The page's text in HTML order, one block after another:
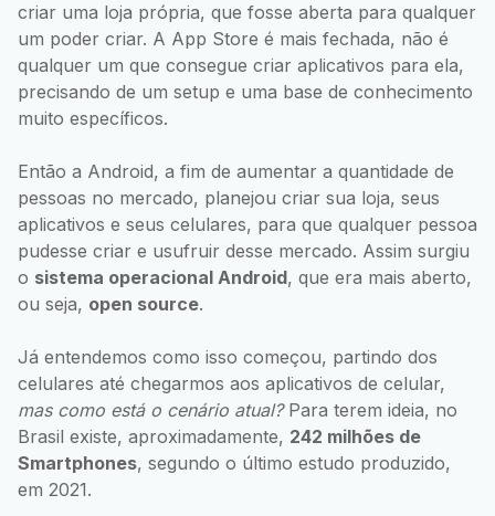
criar uma loja própria, que fosse aberta para qualquer
um poder criar. A App Store é mais fechada, não é
qualquer um que consegue criar aplicativos para ela,
precisando de um setup e uma base de conhecimento
muito específicos.
Então a Android, a fim de aumentar a quantidade de
pessoas no mercado, planejou criar sua loja, seus
aplicativos e seus celulares, para que qualquer pessoa
pudesse criar e usufruir desse mercado. Assim surgiu
o sistema operacional Android, que era mais aberto,
ou seja, open source.
Já entendemos como isso começou, partindo dos
celulares até chegarmos aos aplicativos de celular,
mas como está o cenário atual?Para terem ideia, no
Brasil existe, aproximadamente, 242 milhões de
Smartphones, segundo o último estudo produzido,
em 2021.